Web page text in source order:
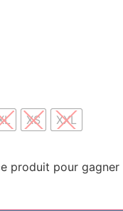
XS XXL
produit pour gagner